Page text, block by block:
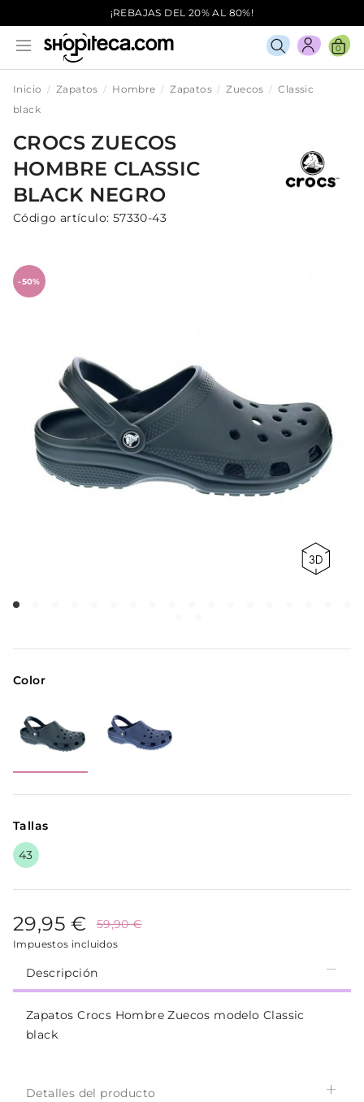
¡REBAJAS DEL 20% AL 80%!
0
Inicio Zapatos Hombre Zapatos Zuecos
Classic
black
CROCS ZUECOS
HOMBRE CLASSIC
BLACK NEGRO
Código artículo: 57330-43
-50%
Color
Tallas
43
29,95 € 59,90 €
Impuestos incluidos
Descripción
Zapatos Crocs Hombre Zuecos modelo Classic
black
Detalles del producto